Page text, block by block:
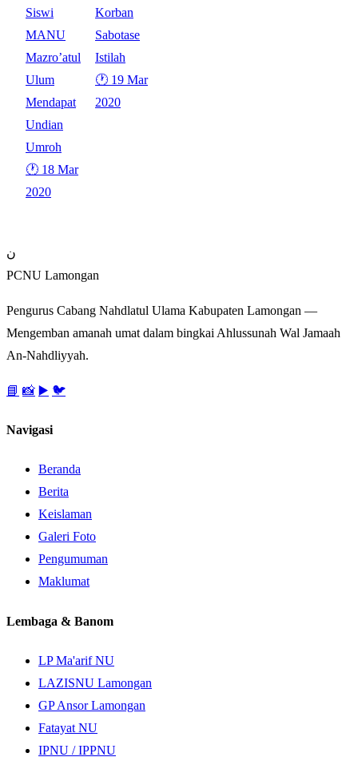
Siswi
MANU
Mazro’atul
Ulum
Mendapat
Undian
Umroh
🕐 18 Mar
2020
Korban
Sabotase
Istilah
🕐 19 Mar
2020
ن
PCNU Lamongan
Pengurus Cabang Nahdlatul Ulama Kabupaten Lamongan —
Mengemban amanah umat dalam bingkai Ahlussunah Wal Jamaah
An-Nahdliyyah.
📘 📸 ▶️ 🐦
Navigasi
Beranda
Berita
Keislaman
Galeri Foto
Pengumuman
Maklumat
Lembaga & Banom
LP Ma'arif NU
LAZISNU Lamongan
GP Ansor Lamongan
Fatayat NU
IPNU / IPPNU